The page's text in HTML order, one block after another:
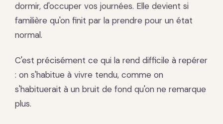
dormir, d'occuper vos journées. Elle devient si
familière qu'on finit par la prendre pour un état
normal.
C'est précisément ce qui la rend difficile à repérer
: on s'habitue à vivre tendu, comme on
s'habituerait à un bruit de fond qu'on ne remarque
plus.